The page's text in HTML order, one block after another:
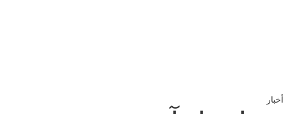
أخبار